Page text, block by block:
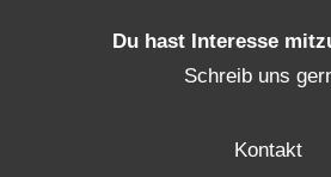
Du hast Interesse
Schreib uns
Kontakt